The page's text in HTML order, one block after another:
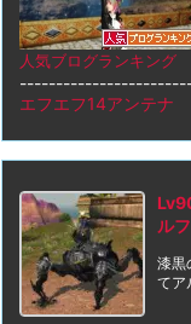
人気ブログランキング
エフエフ14アンテナ
ル
漆黒
てア